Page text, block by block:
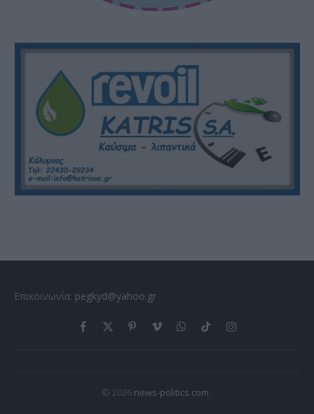
Επικοινωνία: pegkyd@yahoo.gr
Facebook
X
PinterestVimeoWhatsApp
TikTokInstagram
© 2026 news-politics.com .